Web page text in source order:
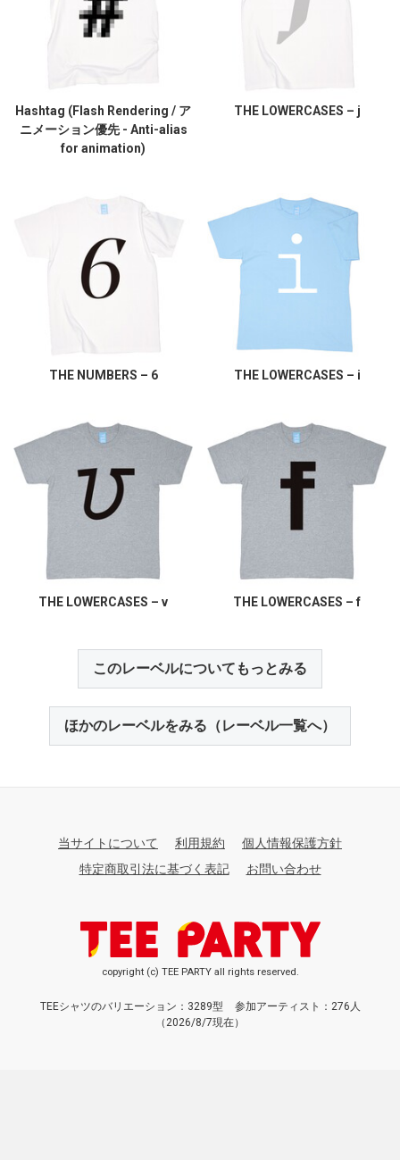
Hashtag (Flash Rendering / ア
ニメーション優先 - Anti-alias
for animation)
THE LOWERCASES – j
THE NUMBERS – 6 THE LOWERCASES – i
THE LOWERCASES – v THE LOWERCASES – f
このレーベルについてもっとみる
ほかのレーベルをみる（レーベル一覧へ）
当サイトについて 利用規約
個人情報保護方針
特定商取引法に基づく表記
お問い合わせ
copyright (c) TEE PARTY all rights reserved.
TEEシャツのバリエーション：3289型
参加アーティスト：276人
（2026/8/7現在）